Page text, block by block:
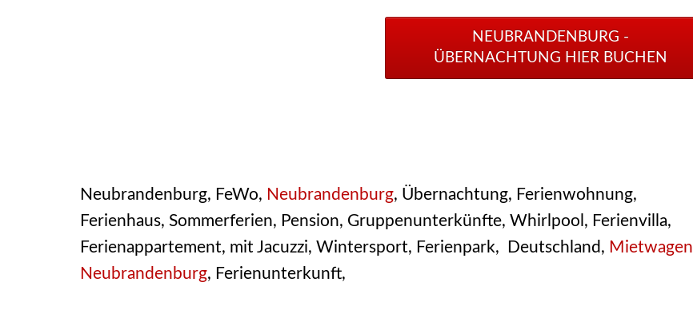
NEUBRANDENBURG -
ÜBERNACHTUNG HIER BUCHEN
Neubrandenburg, FeWo, Neubrandenburg, Übernachtung, Ferienwohnung,
Ferienhaus, Sommerferien, Pension, Gruppenunterkünfte, Whirlpool, Ferienvilla,
Ferienappartement, mit Jacuzzi, Wintersport, Ferienpark, Deutschland, Mietwagen
Neubrandenburg, Ferienunterkunft,